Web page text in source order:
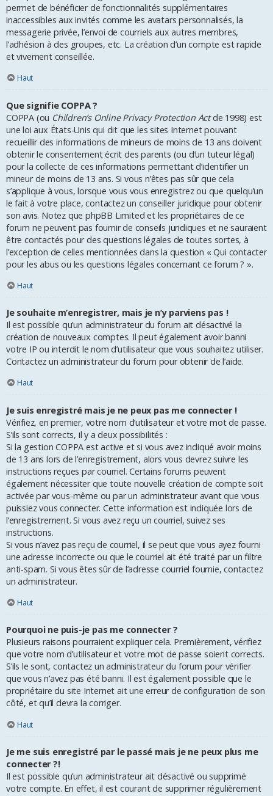
permet de bénéficier de fonctionnalités supplémentaires
inaccessibles aux invités comme les avatars personnalisés, la
messagerie privée, l’envoi de courriels aux autres membres,
l’adhésion à des groupes, etc. La création d’un compte est rapide
et vivement conseillée.
Haut
Que signifie COPPA ?
COPPA (ou Children’s Online Privacy Protection Actde 1998) est
une loi aux États-Unis qui dit que les sites Internet pouvant
recueillir des informations de mineurs de moins de 13 ans doivent
obtenir le consentement écrit des parents (ou d’un tuteur légal)
pour la collecte de ces informations permettant d’identifier un
mineur de moins de 13 ans. Si vous n’êtes pas sûr que cela
s’applique à vous, lorsque vous vous enregistrez ou que quelqu’un
le fait à votre place, contactez un conseiller juridique pour obtenir
son avis. Notez que phpBB Limited et les propriétaires de ce
forum ne peuvent pas fournir de conseils juridiques et ne sauraient
être contactés pour des questions légales de toutes sortes, à
l’exception de celles mentionnées dans la question « Qui contacter
pour les abus ou les questions légales concernant ce forum ? ».
Haut
Je souhaite m’enregistrer, mais je n’y parviens pas !
Il est possible qu’un administrateur du forum ait désactivé la
création de nouveaux comptes. Il peut également avoir banni
votre IP ou interdit le nom d’utilisateur que vous souhaitez utiliser.
Contactez un administrateur du forum pour obtenir de l’aide.
Haut
Je suis enregistré mais je ne peux pas me connecter !
Vérifiez, en premier, votre nom d’utilisateur et votre mot de passe.
S’ils sont corrects, il y a deux possibilités :
Si la gestion COPPA est active et si vous avez indiqué avoir moins
de 13 ans lors de l’enregistrement, alors vous devrez suivre les
instructions reçues par courriel. Certains forums peuvent
également nécessiter que toute nouvelle création de compte soit
activée par vous-même ou par un administrateur avant que vous
puissiez vous connecter. Cette information est indiquée lors de
l’enregistrement. Si vous avez reçu un courriel, suivez ses
instructions.
Si vous n’avez pas reçu de courriel, il se peut que vous ayez fourni
une adresse incorrecte ou que le courriel ait été traité par un filtre
anti-spam. Si vous êtes sûr de l’adresse courriel fournie, contactez
un administrateur.
Haut
Pourquoi ne puis-je pas me connecter ?
Plusieurs raisons pourraient expliquer cela. Premièrement, vérifiez
que votre nom d’utilisateur et votre mot de passe soient corrects.
S’ils le sont, contactez un administrateur du forum pour vérifier
que vous n’avez pas été banni. Il est également possible que le
propriétaire du site Internet ait une erreur de configuration de son
côté, et qu’il devra la corriger.
Haut
Je me suis enregistré par le passé mais je ne peux plus me
connecter ?!
Il est possible qu’un administrateur ait désactivé ou supprimé
votre compte. En effet, il est courant de supprimer régulièrement